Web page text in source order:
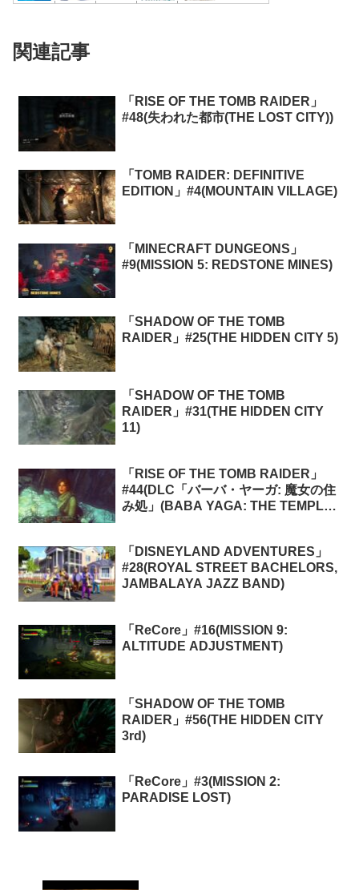
関連記事
「RISE OF THE TOMB RAIDER」
#48(失われた都市(THE LOST CITY))
「TOMB RAIDER: DEFINITIVE
EDITION」#4(MOUNTAIN VILLAGE)
「MINECRAFT DUNGEONS」
#9(MISSION 5: REDSTONE MINES)
「SHADOW OF THE TOMB
RAIDER」#25(THE HIDDEN CITY 5)
「SHADOW OF THE TOMB
RAIDER」#31(THE HIDDEN CITY
11)
「RISE OF THE TOMB RAIDER」
#44(DLC「バーバ・ヤーガ: 魔女の住
み処」(BABA YAGA: THE TEMPLE
「DISNEYLAND ADVENTURES」
#28(ROYAL STREET BACHELORS,
JAMBALAYA JAZZ BAND)
「ReCore」#16(MISSION 9:
ALTITUDE ADJUSTMENT)
「SHADOW OF THE TOMB
RAIDER」#56(THE HIDDEN CITY
3rd)
「ReCore」#3(MISSION 2:
PARADISE LOST)